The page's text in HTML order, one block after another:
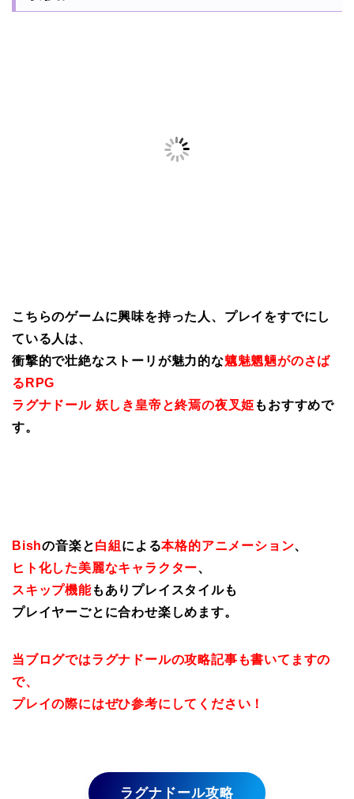
こちらのゲームに興味を持った人、プレイをすでにし
ている人は、
衝撃的で壮絶なストーリが魅力的な魑魅魍魎がのさば
るRPG
ラグナドール 妖しき皇帝と終焉の夜叉姫 もおすすめで
す。
Bishの音楽と白組 による本格的アニメーション、
ヒト化した美麗なキャラクター、
スキップ機能もありプレイスタイルも
プレイヤーごとに合わせ楽しめます。
当ブログではラグナドールの攻略記事も書いてますの
で、
プレイの際にはぜひ参考にしてください！
ラグナドール攻略